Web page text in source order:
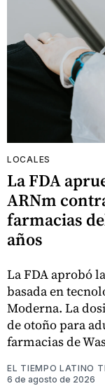
LOCALES
La FDA
ARNm
farmacias
años
La FDA aprobó
basada en
Moderna. La
de otoño para
farmacias de
EL TIEMPO LATINO
6 de agosto de 2026